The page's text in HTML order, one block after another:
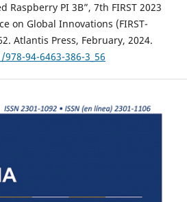
Raspberry PI 3B”, 7th FIRST 2023
on Global Innovations (FIRST-
Atlantis Press, February, 2024.
94-6463-386-3_56